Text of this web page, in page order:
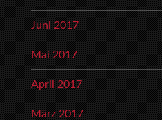
Juni 2017
Mai 2017
April 2017
März 2017